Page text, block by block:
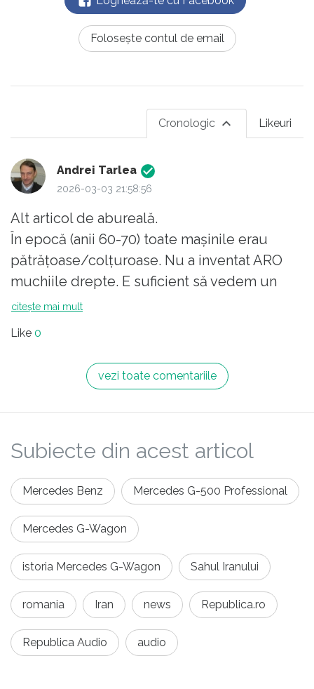
Folosește contul de email
Likeuri
Cronologic
Andrei Tarlea
2026-03-03 21:58:56
Alt articol de abureală.
În epocă (anii 60-70) toate mașinile erau
pătrățoase/colțuroase. Nu a inventat ARO
muchiile drepte. E suficient să vedem un
Land Rover din anii 70, ca să descoperim din
citește mai mult
Like 0
vezi toate comentariile
Subiecte din acest articol
Mercedes Benz Mercedes G-500 Professional
Mercedes G-Wagon
istoria Mercedes G-Wagon Sahul Iranului
romania Iran news Republica.ro
Republica Audio audio